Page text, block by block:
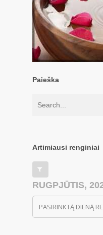
Paieška
Artimiausi renginiai
RUGPJŪTIS,
PASIRINKTĄ DIENĄ